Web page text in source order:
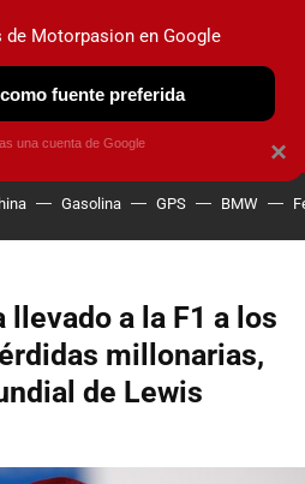
OBSERVATORIO
Gasolina GPS BMW
llevado a la F1 a los
millonarias,
de Lewis
×
de Motorpasion en Google
fuente preferida
una cuenta de Google